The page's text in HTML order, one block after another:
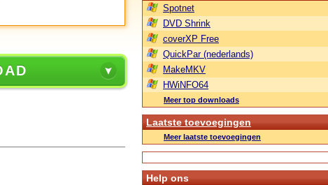
Spotnet
DVD Shrink
coverXP Free
QuickPar (nederlands)
MakeMKV
HWiNFO64
Meer top downloads
Laatste toevoegingen
Meer laatste toevoegingen
Help ons